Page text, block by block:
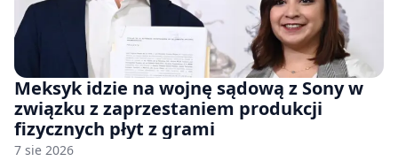
Meksyk idzie na wojnę sądową z Sony w
związku z zaprzestaniem produkcji
fizycznych płyt z grami
7 sie 2026